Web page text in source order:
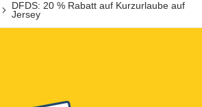
DFDS: 20 % Rabatt auf Kurzurlaube auf
Jersey